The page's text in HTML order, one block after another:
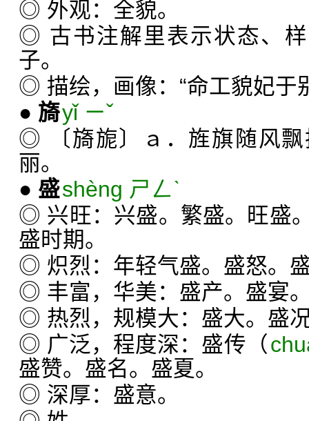
◎ 外观：全貌。
◎ 古书注解里表示状态、样
子。
◎ 描绘，画像：“命工貌妃于
● 旖yǐ ㄧˇ
◎ 〔旖旎〕ａ．旌旗随风
丽。
● 盛shèng ㄕㄥˋ
◎ 兴旺：兴盛。繁盛。旺盛
盛时期。
◎ 炽烈：年轻气盛。盛怒。
◎ 丰富，华美：盛产。盛宴
◎ 热烈，规模大：盛大。盛
◎ 广泛，程度深：盛传（
盛赞。盛名。盛夏。
◎ 深厚：盛意。